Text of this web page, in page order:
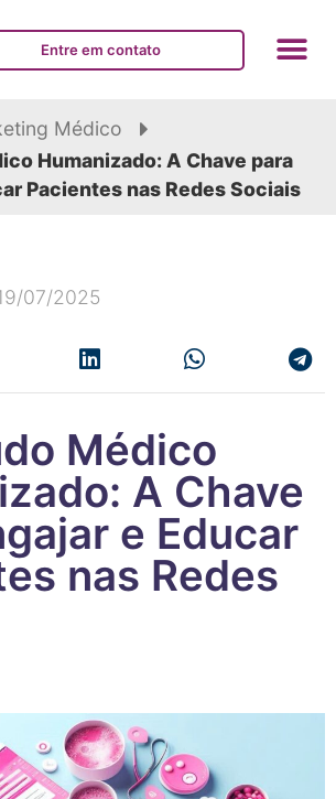
Entre em contato
Médico
Humanizado: A Chave para
Pacientes nas Redes Sociais
07/2025
Médico
A Chave
e Educar
nas Redes